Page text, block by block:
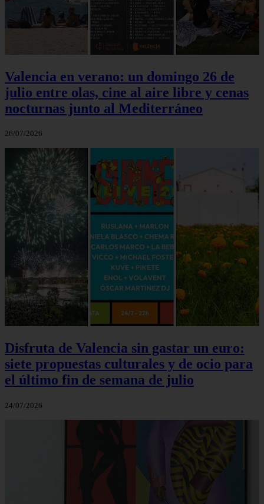
Valencia en verano: un domingo 26 de
julio entre olas, cine al aire libre y cenas
nocturnas junto al Mediterráneo
26/07/2026
Disfruta de Valencia sin gastar un euro:
siete propuestas culturales y de ocio para
el último fin de semana de julio
24/07/2026